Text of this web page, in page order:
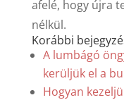
afelé, hogy újra
nélkül.
Korábbi
A lumbágó
kerüljük el a
Hogyan